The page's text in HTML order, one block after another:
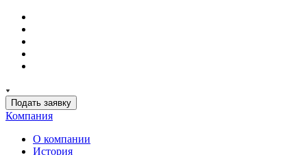
Подать заявку
Компания
О компании
История